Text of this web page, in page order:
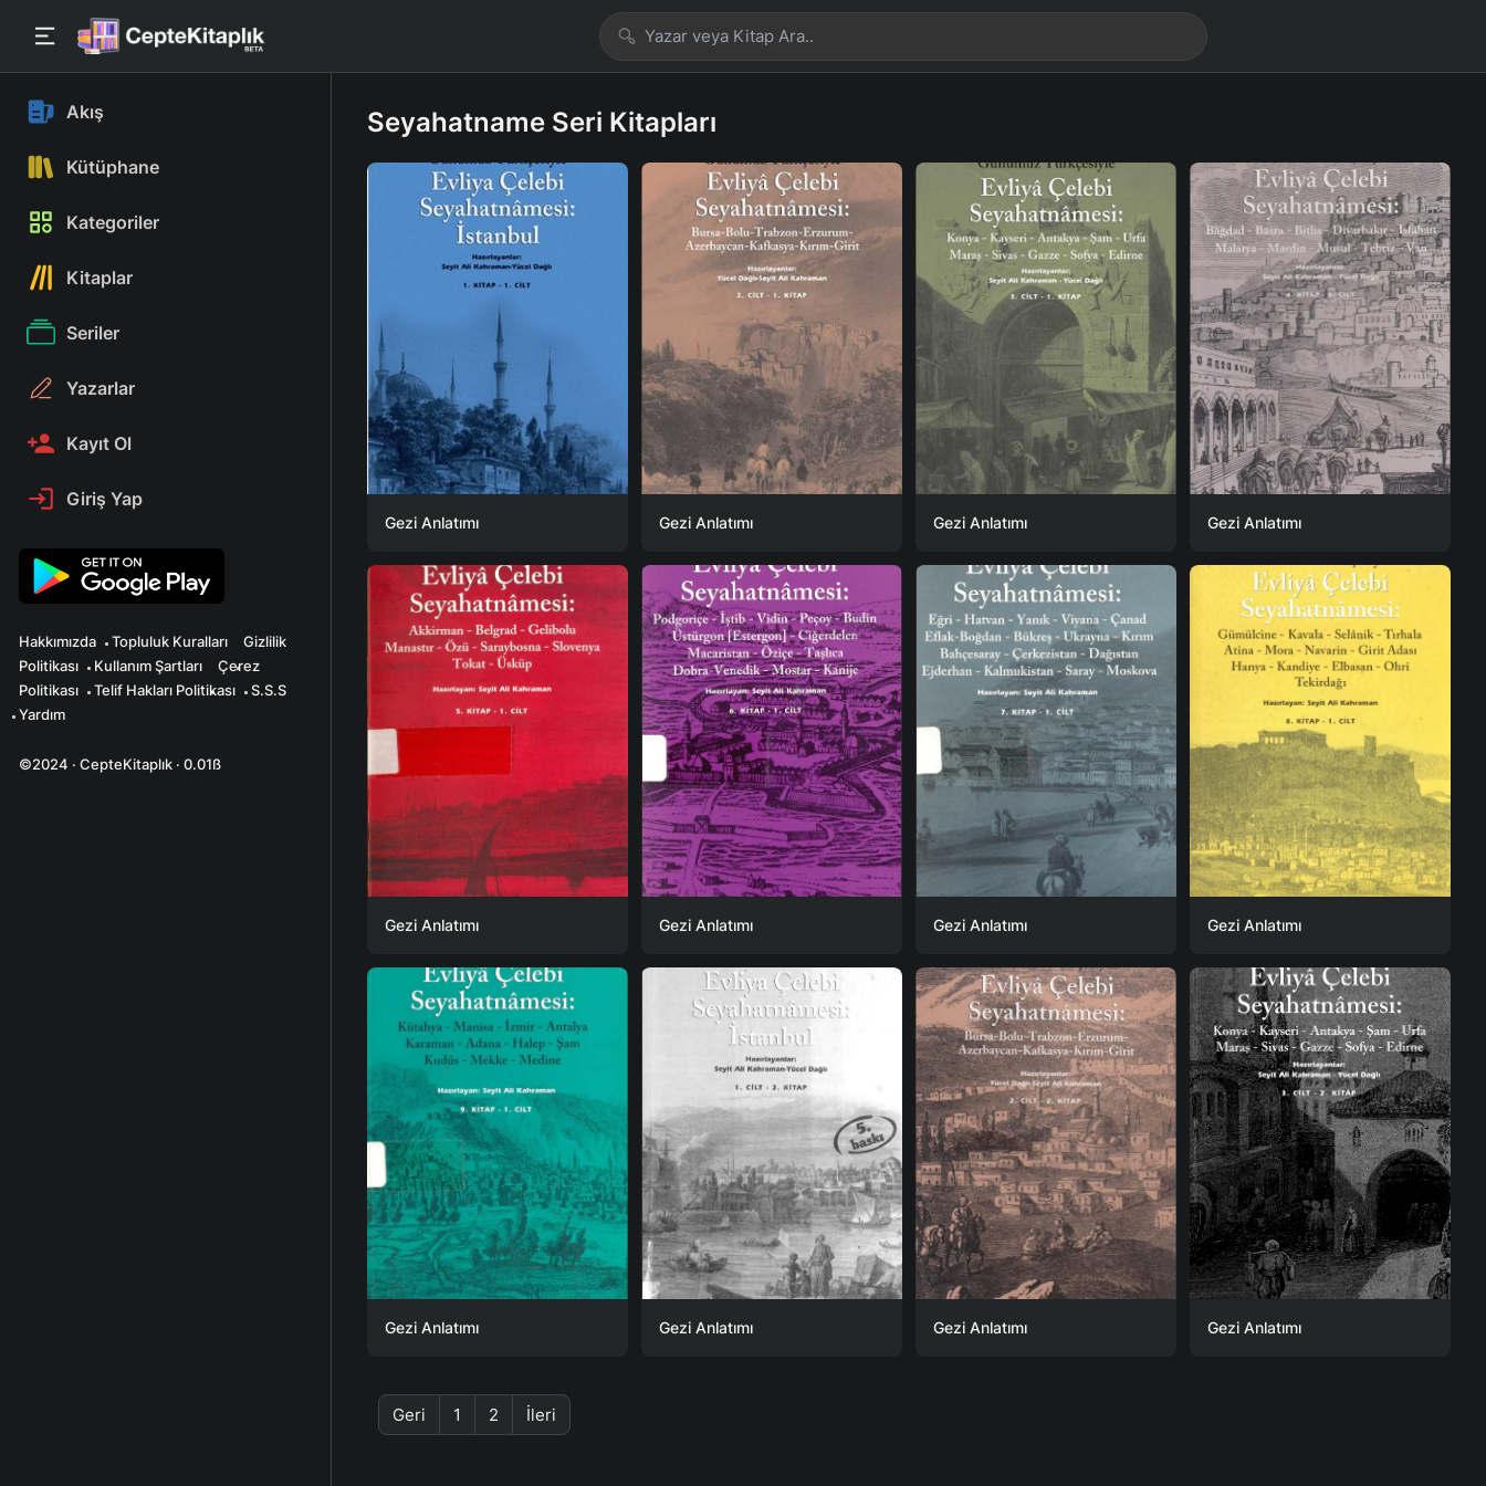
Akış
Kütüphane
Kategoriler
Kitaplar
Seriler
Yazarlar
Kayıt Ol
Giriş Yap
Hakkımızda Topluluk Kuralları
Gizlilik
Politikası
Kullanım Şartları
Çerez
Politikası
Telif Hakları Politikası
S.S.S
Yardım
©2024 · CepteKitaplık · 0.01ß
Seyahatname Seri Kitapları
Gezi Anlatımı Gezi Anlatımı Gezi Anlatımı Gezi Anlatımı
Gezi Anlatımı Gezi Anlatımı Gezi Anlatımı Gezi Anlatımı
Gezi Anlatımı Gezi Anlatımı Gezi Anlatımı Gezi Anlatımı
Geri 1 2 İleri